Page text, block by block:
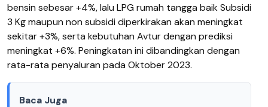
bensin sebesar +4%, lalu LPG rumah tangga baik Subsidi
3 Kg maupun non subsidi diperkirakan akan meningkat
sekitar +3%, serta kebutuhan Avtur dengan prediksi
meningkat +6%. Peningkatan ini dibandingkan dengan
rata-rata penyaluran pada Oktober 2023.
Baca Juga